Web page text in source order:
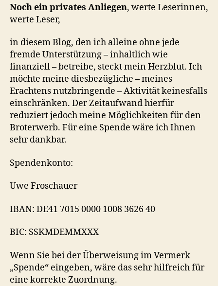
Noch ein privates Anliegen, werte Leserinnen,
werte Leser,
in diesem Blog, den ich alleine ohne jede
fremde Unterstützung – inhaltlich wie
finanziell – betreibe, steckt mein Herzblut. Ich
möchte meine diesbezügliche – meines
Erachtens nutzbringende – Aktivität keinesfalls
einschränken. Der Zeitaufwand hierfür
reduziert jedoch meine Möglichkeiten für den
Broterwerb. Für eine Spende wäre ich Ihnen
sehr dankbar.
Spendenkonto:
Uwe Froschauer
IBAN: DE41 7015 0000 1008 3626 40
BIC: SSKMDEMMXXX
Wenn Sie bei der Überweisung im Vermerk
„Spende“ eingeben, wäre das sehr hilfreich für
eine korrekte Zuordnung.